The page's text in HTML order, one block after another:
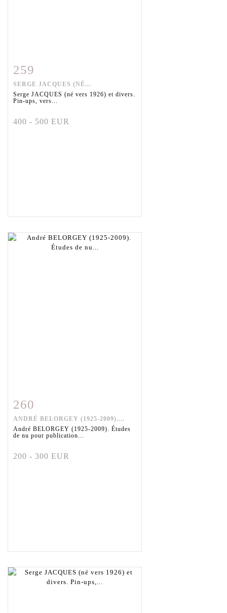
Fiche détaillée
259
SERGE JACQUES (NÉ...
Serge JACQUES (né vers 1926) et divers.
Pin-ups, vers...
400 - 500 EUR
Fiche détaillée
260
ANDRÉ BELORGEY (1925-2009)....
André BELORGEY (1925-2009). Études
de nu pour publication...
200 - 300 EUR